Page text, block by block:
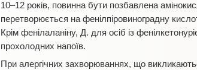
10–12 років, повинна бути позбавлена
перетворюється на фенілпіровиноградну
Крім фенілаланіну, Д. для осіб із
прохолодних напоїв.
При алергічних захворюваннях, що